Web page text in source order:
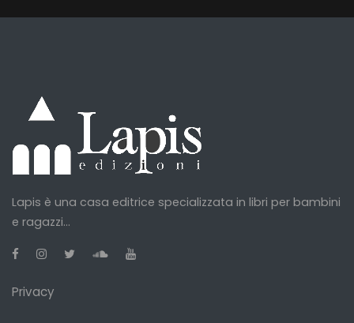
Lapis è una casa editrice specializzata in libri per bambini
e ragazzi...
Privacy